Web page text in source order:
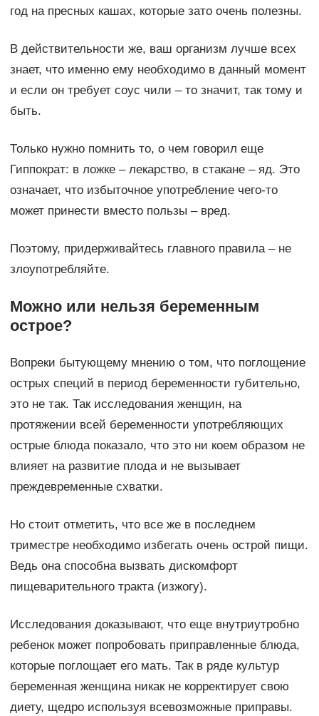
год на пресных кашах, которые зато очень полезны.
В действительности же, ваш организм лучше всех
знает, что именно ему необходимо в данный момент
и если он требует соус чили – то значит, так тому и
быть.
Только нужно помнить то, о чем говорил еще
Гиппократ: в ложке – лекарство, в стакане – яд. Это
означает, что избыточное употребление чего-то
может принести вместо пользы – вред.
Поэтому, придерживайтесь главного правила – не
злоупотребляйте.
Можно или нельзя беременным
острое?
Вопреки бытующему мнению о том, что поглощение
острых специй в период беременности губительно,
это не так. Так исследования женщин, на
протяжении всей беременности употребляющих
острые блюда показало, что это ни коем образом не
влияет на развитие плода и не вызывает
преждевременные схватки.
Но стоит отметить, что все же в последнем
триместре необходимо избегать очень острой пищи.
Ведь она способна вызвать дискомфорт
пищеварительного тракта (изжогу).
Исследования доказывают, что еще внутриутробно
ребенок может попробовать приправленные блюда,
которые поглощает его мать. Так в ряде культур
беременная женщина никак не корректирует свою
диету, щедро используя всевозможные приправы.